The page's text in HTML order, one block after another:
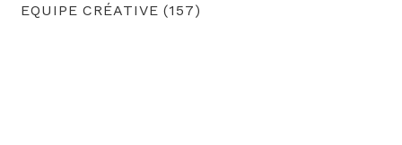
EQUIPE CRÉATIVE (157)